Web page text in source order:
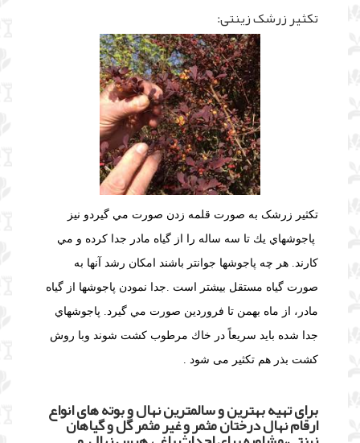
تکثیر زرشک زینتی:
تکثیر زرشک به صورت قلمه زدن صورت مي گيردو نیز
پاجوشهاي يك تا سه ساله را از گياه مادر جدا كرده و مي
كارند. هر چه پاجوشها جوانتر باشند امكان رشد آنها به
صورت گياه مستقل بيشتر است .جدا نمودن پاجوشها از گياه
مادر، از ماه بهمن تا فروردين صورت مي گيرد. پاجوشهاي
جدا شده بايد سريعاً در خاك مرطوب كشت شوند وبا روش
کشت بذر هم تکثیر می شود .
برای تهیه بهترین و سالمترین نهال و بوته های انواع
ارقام نهال درختان مثمر و غیر مثمر گل و گیاهان